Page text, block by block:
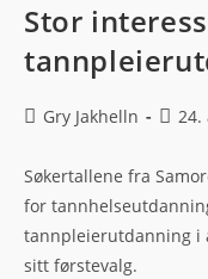
Stor
Gry Jakhelln 24.
Søkertallene fra
for
tannpleierutdanning i
sitt førstevalg.